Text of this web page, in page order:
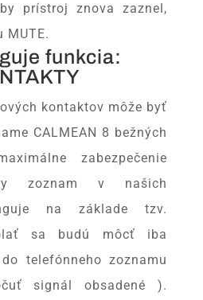
prístroj znova zaznel,
MUTE.
funkcia:
kontaktov môže byť
CALMEAN 8 bežných
zabezpečenie
zoznam v našich
na základe tzv.
sa budú môcť iba
telefónneho zoznamu
signál obsadené ).